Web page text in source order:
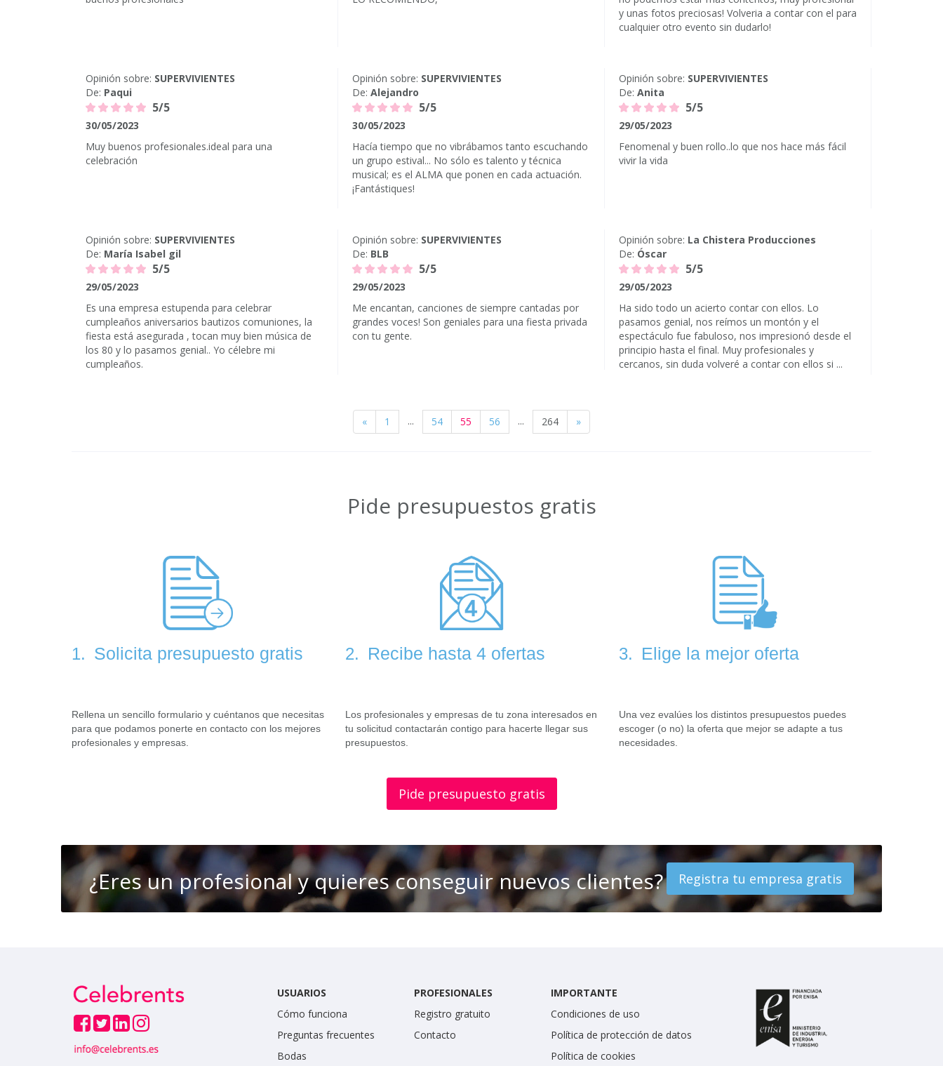
y unas fotos preciosas! Volveria a contar con el para
cualquier otro evento sin dudarlo!
Opinión sobre: SUPERVIVIENTES
De: Paqui
5/5
30/05/2023
Muy buenos profesionales.ideal para una
celebración
Opinión sobre: SUPERVIVIENTES
De: Alejandro
5/5
30/05/2023
Hacía tiempo que no vibrábamos tanto escuchando
un grupo estival... No sólo es talento y técnica
musical; es el ALMA que ponen en cada actuación.
¡Fantástiques!
Opinión sobre: SUPERVIVIENTES
De: Anita
5/5
29/05/2023
Fenomenal y buen rollo..lo que nos hace más fácil
vivir la vida
Opinión sobre: SUPERVIVIENTES
De: María Isabel gil
5/5
29/05/2023
Es una empresa estupenda para celebrar
cumpleaños aniversarios bautizos comuniones, la
fiesta está asegurada , tocan muy bien música de
los 80 y lo pasamos genial.. Yo célebre mi
cumpleaños.
Opinión sobre: SUPERVIVIENTES
De: BLB
5/5
29/05/2023
Me encantan, canciones de siempre cantadas por
grandes voces! Son geniales para una fiesta privada
con tu gente.
Opinión sobre: La Chistera Producciones
De: Óscar
5/5
29/05/2023
Ha sido todo un acierto contar con ellos. Lo
pasamos genial, nos reímos un montón y el
espectáculo fue fabuloso, nos impresionó desde el
principio hasta el final. Muy profesionales y
cercanos, sin duda volveré a contar con ellos si ...
« 1 ... 54 55 56 ... 264 »
Pide presupuestos gratis
1. Solicita presupuesto gratis
Rellena un sencillo formulario y cuéntanos que necesitas
para que podamos ponerte en contacto con los mejores
profesionales y empresas.
2. Recibe hasta 4 ofertas
Los profesionales y empresas de tu zona interesados en
tu solicitud contactarán contigo para hacerte llegar sus
presupuestos.
3. Elige la mejor oferta
Una vez evalúes los distintos presupuestos puedes
escoger (o no) la oferta que mejor se adapte a tus
necesidades.
Pide presupuesto gratis
¿Eres un profesional y quieres conseguir nuevos clientes? Registra tu empresa gratis
USUARIOS
Cómo funciona
Preguntas frecuentes
Bodas
PROFESIONALES
Registro gratuito
Contacto
IMPORTANTE
Condiciones de uso
Política de protección de datos
Política de cookies